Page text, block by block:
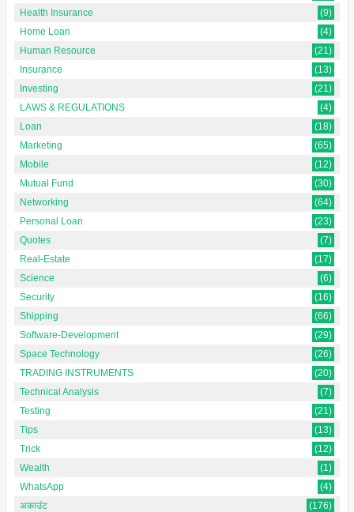
Health Insurance
(9)
Home Loan
(4)
Human Resource
(21)
Insurance
(13)
Investing
(21)
LAWS & REGULATIONS
(4)
Loan
(18)
Marketing
(65)
Mobile
(12)
Mutual Fund
(30)
Networking
(64)
Personal Loan
(23)
Quotes
(7)
Real-Estate
(17)
Science
(6)
Security
(16)
Shipping
(66)
Software-Development
(29)
Space Technology
(26)
TRADING INSTRUMENTS
(20)
Technical Analysis
(7)
Testing
(21)
Tips
(13)
Trick
(12)
Wealth
(1)
WhatsApp
(4)
अकाउंट
(176)